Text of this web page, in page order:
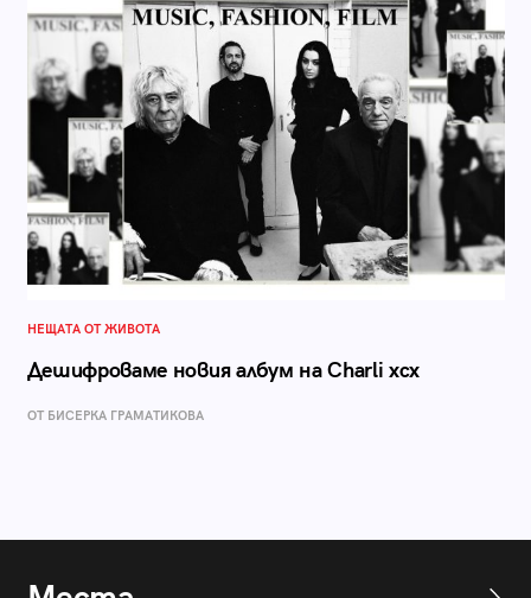
НЕЩАТА ОТ ЖИВОТА
Дешифроваме новия албум на Charli xcx
ОТ БИСЕРКА ГРАМАТИКОВА